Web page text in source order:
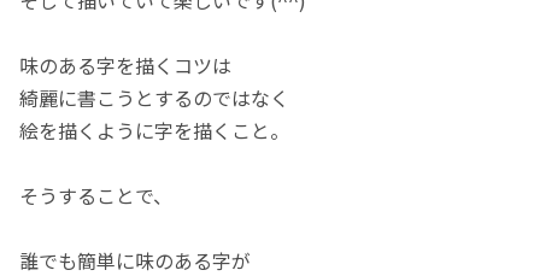
味のある字を描くコツは
綺麗に書こうとするのではなく
絵を描くように字を描くこと。
そうすることで、
誰でも簡単に味のある字が